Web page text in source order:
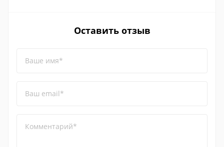
Оставить отзыв
Ваше имя*
Ваш email*
Комментарий*